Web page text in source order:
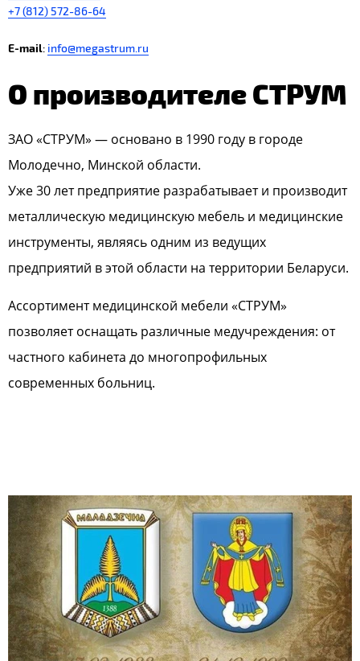
+7 (812) 572-86-64
E-mail: info@megastrum.ru
О производителе СТРУМ
ЗАО «СТРУМ» — основано в 1990 году в городе
Молодечно, Минской области.
Уже 30 лет предприятие разрабатывает и производит
металлическую медицинскую мебель и медицинские
инструменты, являясь одним из ведущих
предприятий в этой области на территории Беларуси.
Ассортимент медицинской мебели «СТРУМ»
позволяет оснащать различные медучреждения: от
частного кабинета до многопрофильных
современных больниц.